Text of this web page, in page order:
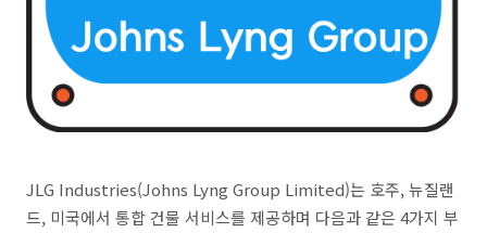
JLG Industries(Johns Lyng Group Limited)는 호주, 뉴질랜
드, 미국에서 통합 건물 서비스를 제공하며 다음과 같은 4가지 부